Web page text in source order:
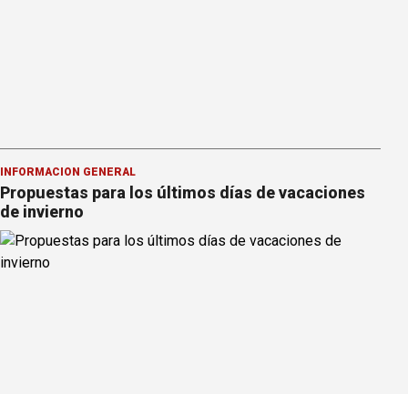
INFORMACION GENERAL
Propuestas para los últimos días de vacaciones
de invierno